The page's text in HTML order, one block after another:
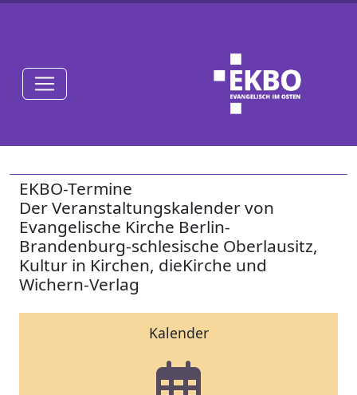
EKBO-Termine
Der Veranstaltungskalender von
Evangelische Kirche Berlin-
Brandenburg-schlesische Oberlausitz,
Kultur in Kirchen, dieKirche und
Wichern-Verlag
Kalender